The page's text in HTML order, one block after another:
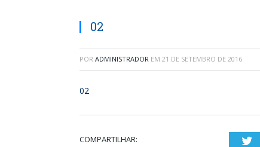
02
POR ADMINISTRADOR EM 21 DE SETEMBRO DE 2016
02
COMPARTILHAR: